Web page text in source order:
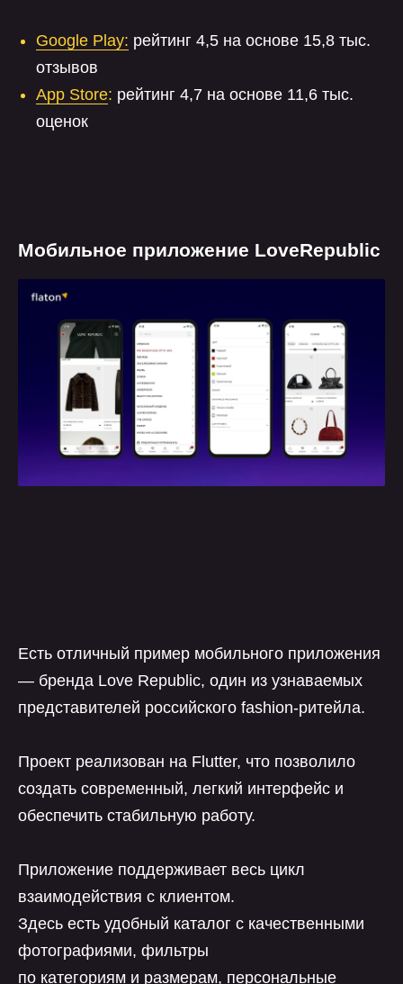
Google Play: рейтинг 4,5 на основе 15,8 тыс.
отзывов
App Store: рейтинг 4,7 на основе 11,6 тыс.
оценок
Мобильное приложение LoveRepublic
Есть отличный пример мобильного приложения
— бренда Love Republic, один из узнаваемых
представителей российского fashion-ритейла.
Проект реализован на Flutter, что позволило
создать современный, легкий интерфейс и
обеспечить стабильную работу.
Приложение поддерживает весь цикл
взаимодействия с клиентом.
Здесь есть удобный каталог с качественными
фотографиями, фильтры
по категориям и размерам, персональные